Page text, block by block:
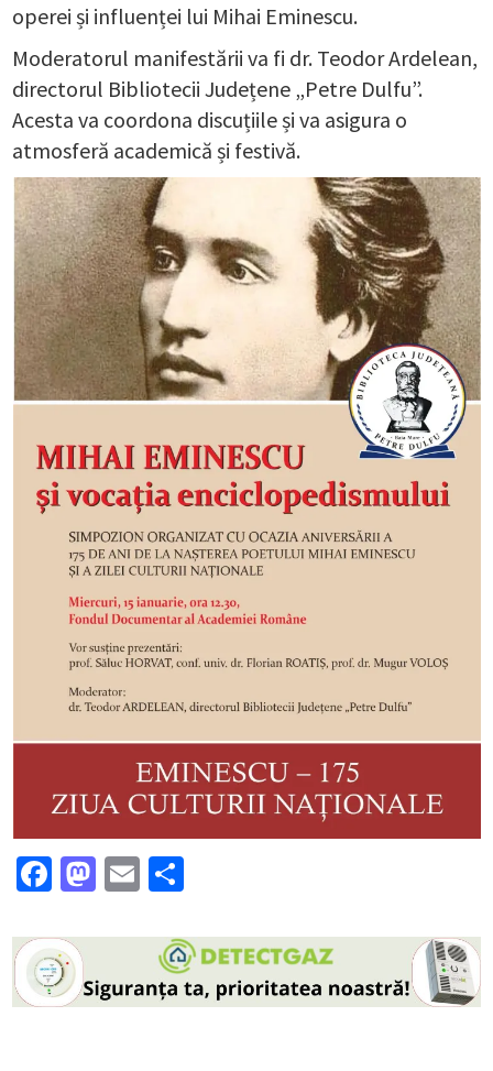
operei și influenței lui Mihai Eminescu.
Moderatorul manifestării va fi dr. Teodor Ardelean,
directorul Bibliotecii Județene „Petre Dulfu”.
Acesta va coordona discuțiile și va asigura o
atmosferă academică și festivă.
Facebook
Mastodon
Email